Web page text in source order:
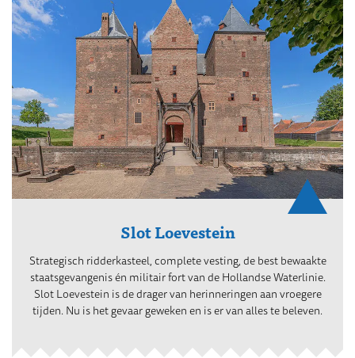
Slot Loevestein
Strategisch ridderkasteel, complete vesting, de best bewaakte
staatsgevangenis én militair fort van de Hollandse Waterlinie.
Slot Loevestein is de drager van herinneringen aan vroegere
tijden. Nu is het gevaar geweken en is er van alles te beleven.